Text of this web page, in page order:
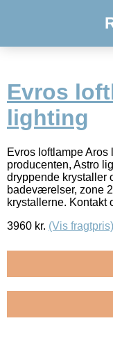
Evros
lighting
Evros loftlampe
producenten, Astro
dryppende krystaller
badeværelser, zone
krystallerne. Kontakt
3960 kr. (Vis fragtpris)